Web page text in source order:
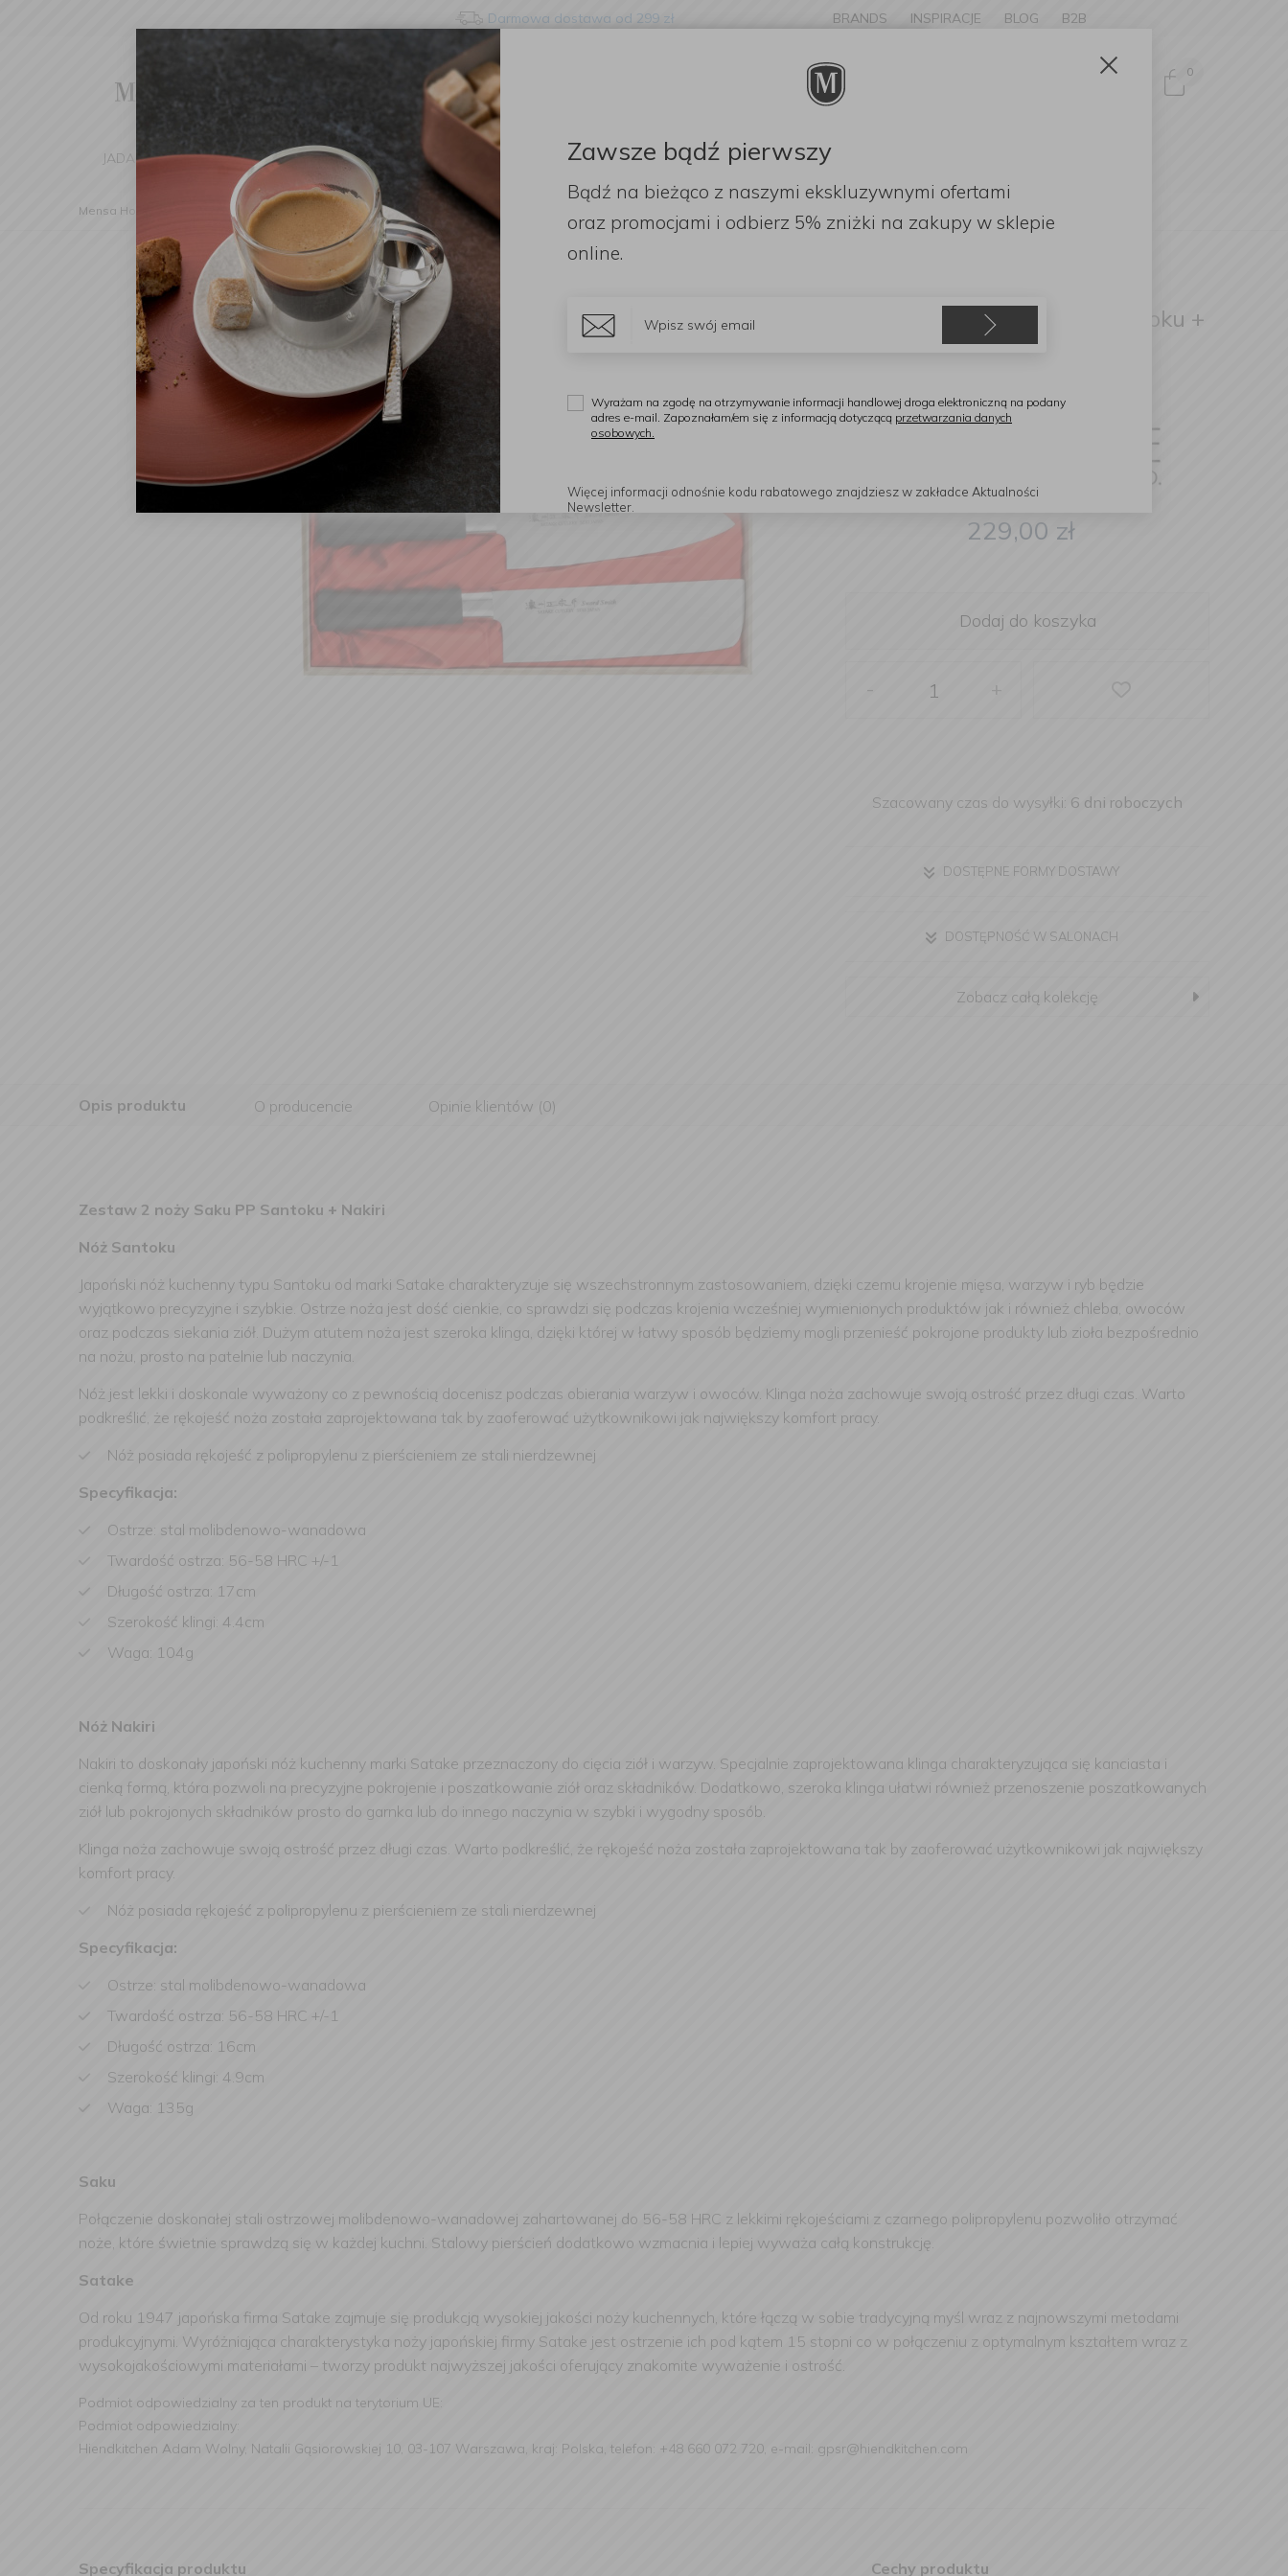
Darmowa dostawa od 299 zł BRANDS INSPIRACJE BLOG B2B
0
JADALNIA KUCHNIA DOM DEKORACJE ZAPACHY DODATKI OGRÓD
Mensa Home Noże i akcesoria Zestawy noży Zestaw 2 noży Saku PP Santoku + Nakiri
Zestaw 2 noży Saku PP Santoku +
229,00 zł
Dodaj do koszyka
-
Szacowany czas do wysyłki: 6 dni roboczych
DOSTĘPNE FORMY DOSTAWY
DOSTĘPNOŚĆ W SALONACH
Zobacz całą kolekcję
Opis produktu O producencie Opinie klientów (0)
Zestaw 2 noży Saku PP Santoku + Nakiri
Nóż Santoku
Japoński nóż kuchenny typu Santoku od marki Satake charakteryzuje się wszechstronnym zastosowaniem, dzięki czemu krojenie mięsa, warzyw i ryb będzie
wyjątkowo precyzyjne i szybkie. Ostrze noża jest dość cienkie, co sprawdzi się podczas krojenia wcześniej wymienionych produktów jak i również chleba, owoców
oraz podczas siekania ziół. Dużym atutem noża jest szeroka klinga, dzięki której w łatwy sposób będziemy mogli przenieść pokrojone produkty lub zioła bezpośrednio
na nożu, prosto na patelnie lub naczynia.
Nóż jest lekki i doskonale wyważony co z pewnością docenisz podczas obierania warzyw i owoców. Klinga noża zachowuje swoją ostrość przez długi czas. Warto
podkreślić, że rękojeść noża została zaprojektowana tak by zaoferować użytkownikowi jak największy komfort pracy.
Nóż posiada rękojeść z polipropylenu z pierścieniem ze stali nierdzewnej
Specyfikacja:
Ostrze: stal molibdenowo-wanadowa
Twardość ostrza: 56-58 HRC +/-1
Długość ostrza: 17cm
Szerokość klingi: 4.4cm
Waga: 104g
Nóż Nakiri
Nakiri to doskonały japoński nóż kuchenny marki Satake przeznaczony do cięcia ziół i warzyw. Specjalnie zaprojektowana klinga charakteryzująca się kanciasta i
cienką formą, która pozwoli na precyzyjne pokrojenie i poszatkowanie ziół oraz składników. Dodatkowo, szeroka klinga ułatwi również przenoszenie poszatkowanych
ziół lub pokrojonych składników prosto do garnka lub do innego naczynia w szybki i wygodny sposób.
Klinga noża zachowuje swoją ostrość przez długi czas. Warto podkreślić, że rękojeść noża została zaprojektowana tak by zaoferować użytkownikowi jak największy
komfort pracy.
Nóż posiada rękojeść z polipropylenu z pierścieniem ze stali nierdzewnej
Specyfikacja:
Ostrze: stal molibdenowo-wanadowa
Twardość ostrza: 56-58 HRC +/-1
Długość ostrza: 16cm
Szerokość klingi: 4.9cm
Waga: 135g
Saku
Połączenie doskonałej stali ostrzowej molibdenowo-wanadowej zahartowanej do 56-58 HRC z lekkimi rękojeściami z czarnego polipropylenu pozwoliło otrzymać
noże, które świetnie sprawdzą się w każdej kuchni. Stalowy pierścień dodatkowo wzmacnia i lepiej wyważa całą konstrukcję.
Satake
Od roku 1947 japońska firma Satake zajmuje się produkcją wysokiej jakości noży kuchennych, które łączą w sobie tradycyjną myśl wraz z najnowszymi metodami
produkcyjnymi. Wyróżniająca charakterystyka noży japońskiej firmy Satake jest ostrzenie ich pod kątem 15 stopni co w połączeniu z optymalnym kształtem wraz z
wysokojakościowymi materiałami – tworzy produkt najwyższej jakości oferujący znakomite wyważenie i ostrość.
Podmiot odpowiedzialny za ten produkt na terytorium UE:
Podmiot odpowiedzialny:
Hiendkitchen Adam Wolny, Natalii Gąsiorowskiej 10, 03-107 Warszawa, kraj: Polska, telefon: +48 660 072 720, e-mail: gpsr@hiendkitchen.com
Specyfikacja produktu Cechy produktu
Change language?
We've detected that your browser language is not Polish. Would you like to
switch to the English version of our website?
Stay here Switch to English
Zawsze bądź pierwszy
Bądź na bieżąco z naszymi ekskluzywnymi ofertami
oraz promocjami i odbierz 5% zniżki na zakupy w sklepie
online.
Wyrażam na zgodę na otrzymywanie informacji handlowej droga elektroniczną na podany
adres e-mail. Zapoznałam/em się z informacją dotyczącą przetwarzania danych
osobowych.
Więcej informacji odnośnie kodu rabatowego znajdziesz w zakładce Aktualności
Newsletter.